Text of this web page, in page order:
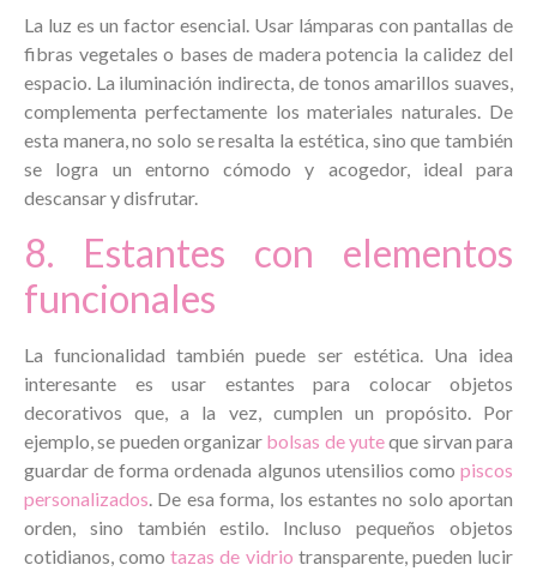
La luz es un factor esencial. Usar lámparas con pantallas de
fibras vegetales o bases de madera potencia la calidez del
espacio. La iluminación indirecta, de tonos amarillos suaves,
complementa perfectamente los materiales naturales. De
esta manera, no solo se resalta la estética, sino que también
se logra un entorno cómodo y acogedor, ideal para
descansar y disfrutar.
8. Estantes con elementos
funcionales
La funcionalidad también puede ser estética. Una idea
interesante es usar estantes para colocar objetos
decorativos que, a la vez, cumplen un propósito. Por
ejemplo, se pueden organizar bolsas de yuteque sirvan para
guardar de forma ordenada algunos utensilios como piscos
personalizados. De esa forma, los estantes no solo aportan
orden, sino también estilo. Incluso pequeños objetos
cotidianos, comotazas de vidrio transparente, pueden lucir